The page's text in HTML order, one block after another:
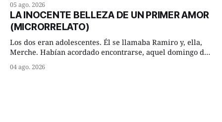
remolachas, Manuel? —quiso saber uno. —Eso acabo de
hacer, Paco. ¿Cómo va ese maíz tuyo? --se interesó el otro.
—De momento mejor
05 ago. 2026
LA INOCENTE BELLEZA DE UN PRIMER AMOR
(MICRORRELATO)
Los dos eran adolescentes. Él se llamaba Ramiro y, ella,
Merche. Habían acordado encontrarse, aquel domingo de
lugar del río que debía este nombre a la pronunciada
04 ago. 2026